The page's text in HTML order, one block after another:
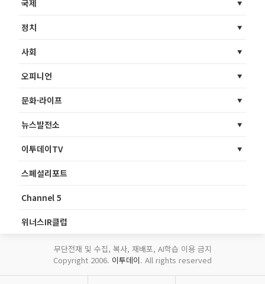
국제
정치
사회
오피니언
문화·라이프
뉴스발전소
이투데이TV
스페셜리포트
Channel 5
위너스IR클럽
무단전재 및 수집, 복사, 재배포, AI학습 이용 금지
Copyright 2006. 이투데이. All rights reserved